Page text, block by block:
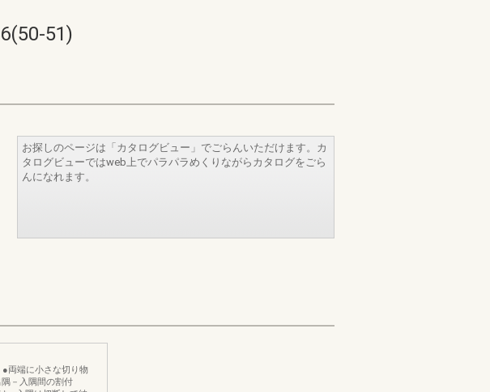
51)
お探しのページは「カタログビュー」でごらんいただけます。カ
タログビューではweb上でパラパラめくりながらカタログをごら
んになれます。
両端に小さな切り物
－入隅間の割付